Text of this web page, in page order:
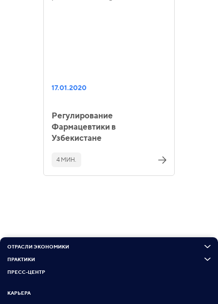
17.01.2020
Регулирование
Фармацевтики в
Узбекистане
4 МИН.
ОТРАСЛИ ЭКОНОМИКИ
ПРАКТИКИ
ПРЕСС-ЦЕНТР
КАРЬЕРА